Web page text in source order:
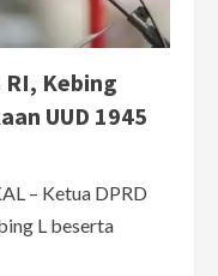
RI, Kebing
UUD 1945
– Ketua DPRD
L beserta